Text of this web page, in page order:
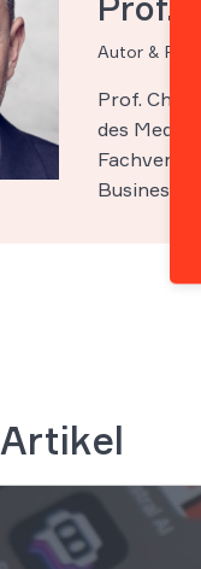
Autor &
Prof.
des
Business